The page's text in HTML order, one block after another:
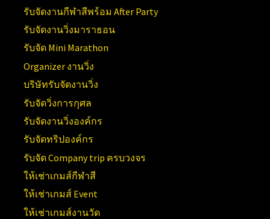
รับจัดงานกีฬาสีพร้อม After Party
รับจัดงานวิ่งมาราธอน
รับจัด Mini Marathon
Organizer งานวิ่ง
บริษัทรับจัดงานวิ่ง
รับจัดวิ่งการกุศล
รับจัดงานวิ่งองค์กร
รับจัดทริปองค์กร
รับจัด Company trip ครบวงจร
ให้เช่าเกมส์กีฬาสี
ให้เช่าเกมส์ Event
ให้เช่าเกมส์งานวัด